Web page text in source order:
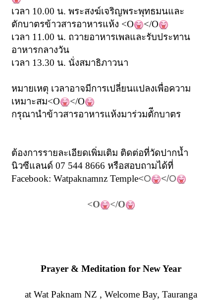
เวลา 10.00 น. พระสงฆ์เจริญพระพุทธมนและ
ตักบาตรข้าวสารอาหารแห้ง <O
</O
เวลา 11.00 น. ถวายอาหารเพลและรับประทาน
อาหารกลางวัน
เวลา 13.30 น. นั่งสมาธิภาวนา
หมายเหตุ เวลาอาจมีการเปลี่ยนแปลงเพื่อความ
เหมาะสม<O
</O
กรุณานำข้าวสารอาหารแห้งมาร่วมตัีกบาตร
ต้องการรายละเอียดเพิ่มเติม ติดต่อที่วัดปากน้ำ
นิวซีแลนด์ 07 544 8666 หรือสอบถามได้ที่
Facebook: Watpaknamnz Temple<O </O
<O </O
Prayer & Meditation for New Year
at Wat Paknam NZ , Welcome Bay, Tauranga